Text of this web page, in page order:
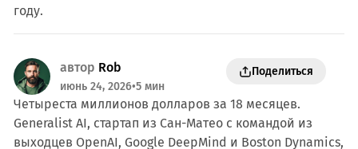
году.
автор Rob
июнь 24, 2026•5 мин
Поделиться
Четыреста миллионов долларов за 18 месяцев.
Generalist AI, стартап из Сан-Матео с командой из
выходцев OpenAI, Google DeepMind и Boston Dynamics,